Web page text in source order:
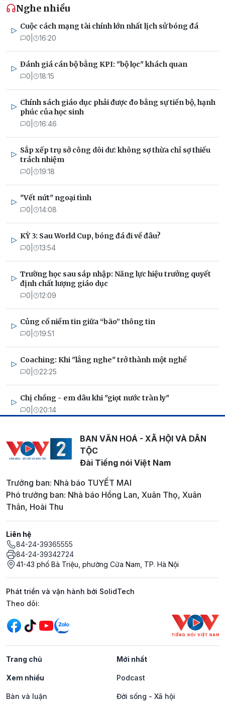
Nghe nhiều
Cuộc cách mạng tài chính lớn nhất lịch sử bóng đá
0 16:20
Đánh giá cán bộ bằng KPI: "bộ lọc" khách quan
0 18:15
Chính sách giáo dục phải được đo bằng sự tiến bộ, hạnh
phúc của học sinh
0 16:46
Sắp xếp trụ sở công dôi dư: không sợ thừa chỉ sợ thiếu
trách nhiệm
0 19:18
"Vết nứt" ngoại tình
0 14:08
KỲ 3: Sau World Cup, bóng đá đi về đâu?
0 13:54
Trường học sau sáp nhập: Năng lực hiệu trưởng quyết
định chất lượng giáo dục
0 12:09
Củng cố niềm tin giữa “bão” thông tin
0 19:51
Coaching: Khi "lắng nghe" trở thành một nghề
0 22:25
Chị chồng - em dâu khi "giọt nước tràn ly"
0 20:14
BAN VĂN HOÁ - XÃ HỘI VÀ DÂN
TỘC
Đài Tiếng nói Việt Nam
Trưởng ban: Nhà báo TUYẾT MAI
Phó trưởng ban: Nhà báo Hồng Lan, Xuân Thọ, Xuân
Thân, Hoài Thu
Liên hệ
84-24-39365555
84-24-39342724
41-43 phố Bà Triệu, phường Cửa Nam, TP. Hà Nội
Phát triển và vận hành bởi SolidTech
Mạng xã hội
Theo dõi:
Trang chủ Mới nhất
Xem nhiều Podcast
Bàn và luận Đời sống - Xã hội